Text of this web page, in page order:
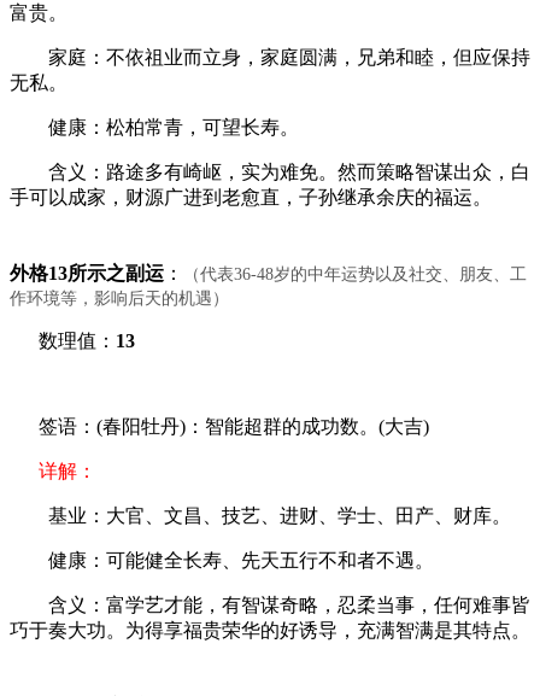
富贵。
家庭：不依祖业而立身，家庭圆满，兄弟和睦，但应保持
无私。
健康：松柏常青，可望长寿。
含义：路途多有崎岖，实为难免。然而策略智谋出众，白
手可以成家，财源广进到老愈直，子孙继承余庆的福运。
外格13所示之副运 ：
（代表36-48岁的中年运势以及社交、朋友、工
作环境等，影响后天的机遇）
数理值： 13
签语：(春阳牡丹)：智能超群的成功数。(大吉)
详解：
基业：大官、文昌、技艺、进财、学士、田产、财库。
健康：可能健全长寿、先天五行不和者不遇。
含义：富学艺才能，有智谋奇略，忍柔当事，任何难事皆
巧于奏大功。为得享福贵荣华的好诱导，充满智满是其特点。